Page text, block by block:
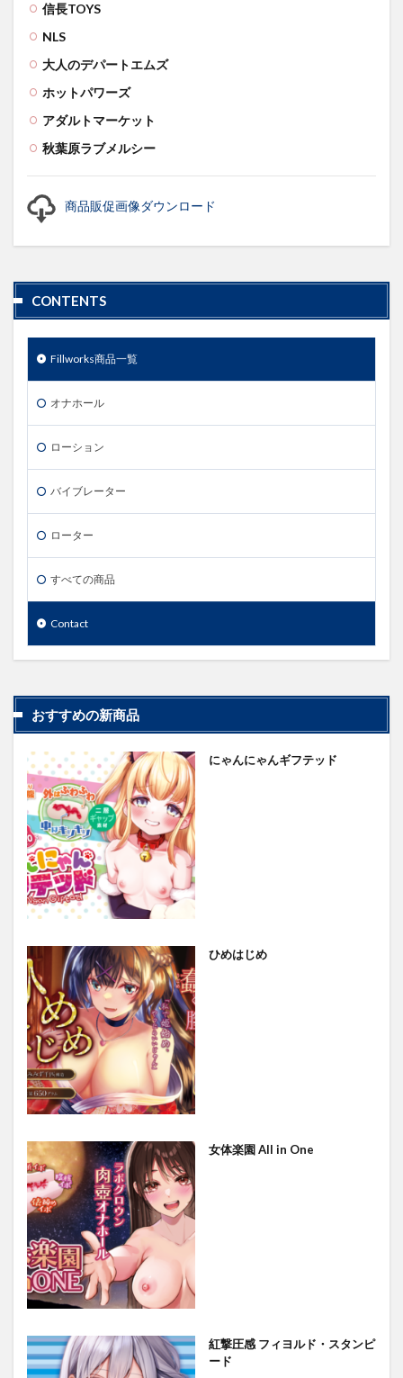
信長TOYS
NLS
大人のデパートエムズ
ホットパワーズ
アダルトマーケット
秋葉原ラブメルシー
商品販促画像ダウンロード
CONTENTS
Fillworks商品一覧
オナホール
ローション
バイブレーター
ローター
すべての商品
Contact
おすすめの新商品
にゃんにゃんギフテッド
ひめはじめ
女体楽園 All in One
紅撃圧感 フィヨルド・スタンピ
ード